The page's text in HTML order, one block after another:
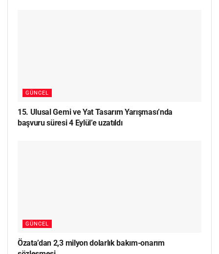
GÜNCEL
15. Ulusal Gemi ve Yat Tasarım Yarışması’nda
başvuru süresi 4 Eylül’e uzatıldı
GÜNCEL
Özata’dan 2,3 milyon dolarlık bakım-onarım